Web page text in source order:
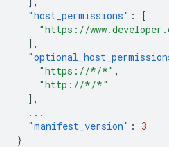
"host_permissions" :
[
"https://
],
"https://*/*" ,
"http://*/*"
],
...
"manifest_version" : 3
}